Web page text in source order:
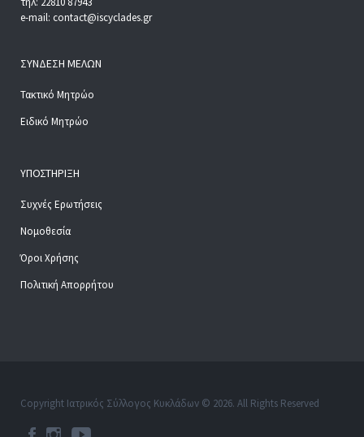
e-mail: contact@iscyclades.gr
ΣΎΝΔΕΣΗ ΜΕΛΏΝ
Τακτικό Μητρώο
Ειδικό Μητρώο
ΥΠΟΣΤΉΡΙΞΗ
Συχνές Ερωτήσεις
Νομοθεσία
Όροι Χρήσης
Πολιτική Απορρήτου
Copyright Ιατρικός Σύλλογος Κυκλάδων © 2026. All Rights Reserved